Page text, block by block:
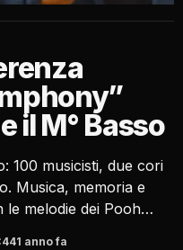
il M° Basso
100 musicisti, due cori
Musica, memoria e
le melodie dei Pooh…
1 anno fa